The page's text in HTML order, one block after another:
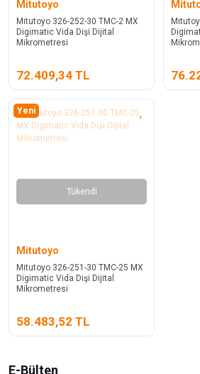
Mitutoyo
Mitutoyo 326-252-30 TMC-2 MX
Digimatic Vida Dişi Dijital
Mikrometresi
72.409,34 TL
Yeni
Tükendi
Mitutoyo
Mitutoyo 326-251-30 TMC-25 MX
Digimatic Vida Dişi Dijital
Mikrometresi
58.483,52 TL
E-Bülten